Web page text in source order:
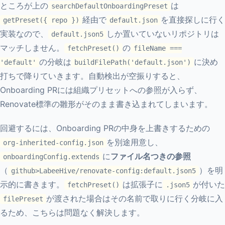
ところが上の searchDefaultOnboardingPreset は
getPreset({ repo }) 経由で default.json を直接探しに行く
実装なので、
default.json5 しか置いていないリポジトリは
マッチしません。
fetchPreset() の fileName ===
'default' の分岐は buildFilePath('default.json') に決め
打ちで降りていきます。自動検出が空振りすると、
Onboarding PRには組織プリセットへの参照が入らず、
Renovate標準の雛形がそのまま書き込まれてしまいます。
回避するには、Onboarding PRの中身を上書きするための
org-inherited-config.json を別途用意し、
onboardingConfig.extends にファイル名つきの参照
（ github>LabeeHive/renovate-config:default.json5 ）を明
示的に書きます。
fetchPreset() は拡張子に .json5 が付いた
filePreset が渡された場合はその名前で取りに行く分岐に入
るため、こちらは問題なく解決します。